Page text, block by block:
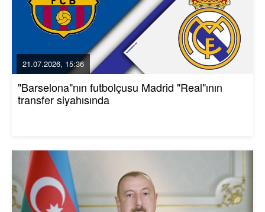
21.07.2026, 15:36
"Barselona"nın futbolçusu Madrid "Real"ının
transfer siyahısında